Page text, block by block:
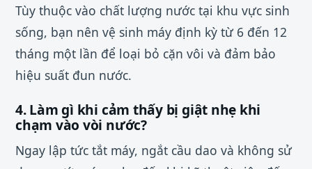
Tùy thuộc vào chất lượng nước tại khu vực sinh
sống, bạn nên vệ sinh máy định kỳ từ 6 đến 12
tháng một lần để loại bỏ cặn vôi và đảm bảo
hiệu suất đun nước.
4. Làm gì khi cảm thấy bị giật nhẹ khi
chạm vào vòi nước?
Ngay lập tức tắt máy, ngắt cầu dao và không sử